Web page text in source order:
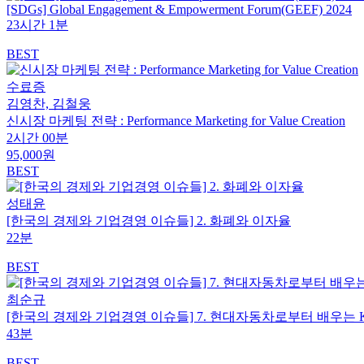
[SDGs] Global Engagement & Empowerment Forum(GEEF) 2024
23시간 1분
BEST
수료증
김영찬, 김철웅
신시장 마케팅 전략 : Performance Marketing for Value Creation
2시간 00분
95,000원
BEST
성태윤
[한국의 경제와 기업경영 이슈들] 2. 화폐와 이자율
22분
BEST
최순규
[한국의 경제와 기업경영 이슈들] 7. 현대자동차로부터 배우는
43분